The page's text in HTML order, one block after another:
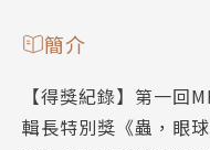
簡介
【得獎紀錄】第一
輯長特別獎《蟲，眼